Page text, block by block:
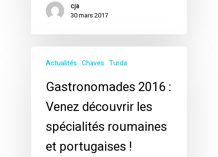
cja
30 mars 2017
Actualités Chaves Turda
Gastronomades 2016 :
Venez découvrir les
spécialités roumaines
et portugaises !